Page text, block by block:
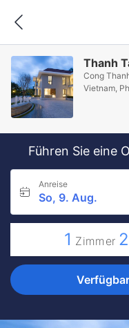
Thanh
Cong
Vietnam,
Führen Sie eine
Anreise
So, 9. Aug.
1 Zimmer 2